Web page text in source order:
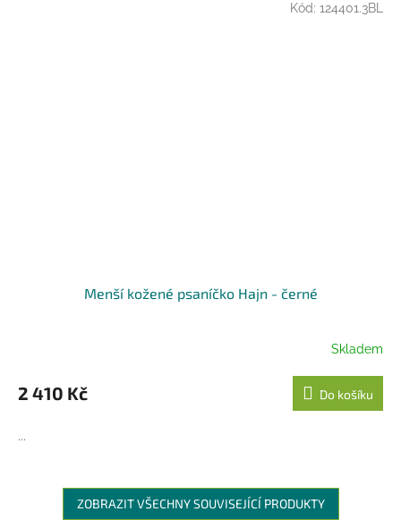
Menší kožené psaníčko Hajn - černé
Skladem
2 410 Kč Do košíku
...
Kód: 124401.3BL
ZOBRAZIT VŠECHNY SOUVISEJÍCÍ PRODUKTY